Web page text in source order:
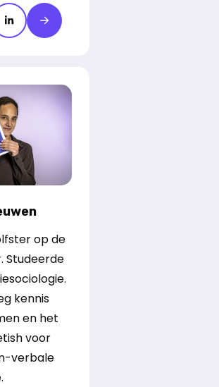
up
de contactpop-up
LinkedIn openen
Meer over Etienne Verhoeff
op de
Studeerde
kennis
en het
voor
verbale